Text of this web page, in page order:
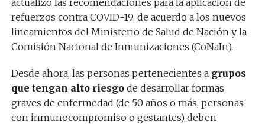
refuerzos contra COVID-19, de acuerdo a los nuevos
lineamientos del Ministerio de Salud de Nación y la
Comisión Nacional de Inmunizaciones (CoNaIn).
Desde ahora, las personas pertenecientes a grupos
que tengan alto riesgode desarrollar formas
graves de enfermedad (de 50 años o más, personas
con inmunocompromiso o gestantes) deben